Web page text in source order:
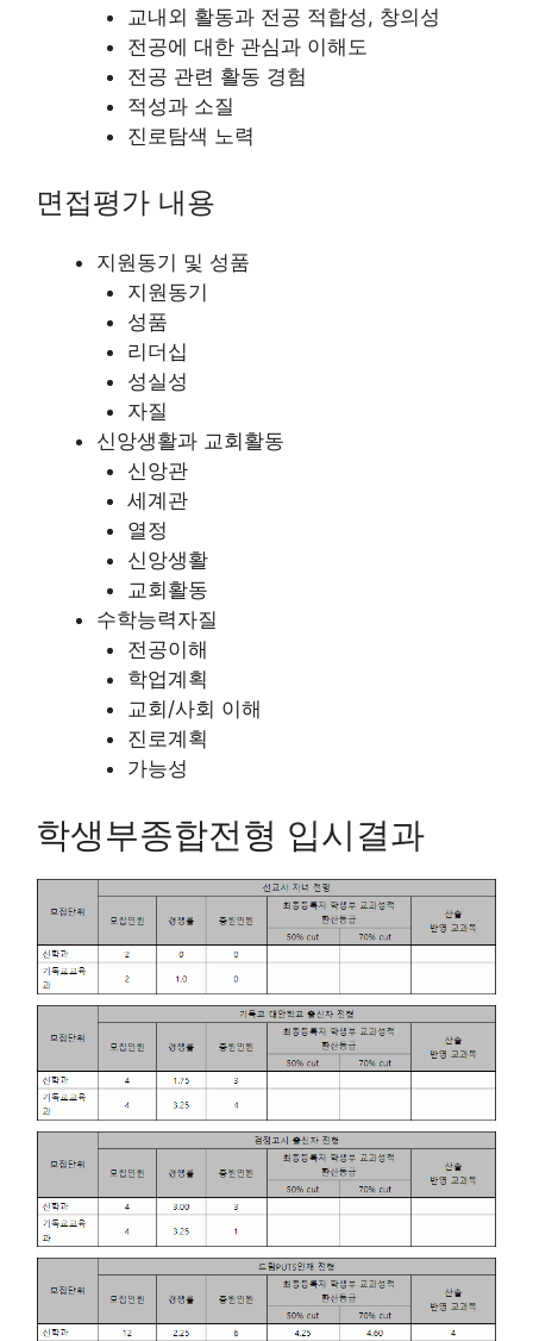
교내외 활동과 전공 적합성, 창의성
전공에 대한 관심과 이해도
전공 관련 활동 경험
적성과 소질
진로탐색 노력
면접평가 내용
지원동기 및 성품
지원동기
성품
리더십
성실성
자질
신앙생활과 교회활동
신앙관
세계관
열정
신앙생활
교회활동
수학능력자질
전공이해
학업계획
교회/사회 이해
진로계획
가능성
학생부종합전형 입시결과